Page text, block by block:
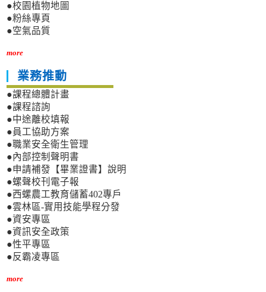
●校園植物地圖
●粉絲專頁
●空氣品質
more
業務推動
●課程總體計畫
●課程諮詢
●中途離校填報
●員工協助方案
●職業安全衛生管理
●內部控制聲明書
●申請補發【畢業證書】說明
●螺聲校刊電子報
●西螺農工教育儲蓄402專戶
●雲林區-實用技能學程分發
●資安專區
●資訊安全政策
●性平專區
●反霸凌專區
more